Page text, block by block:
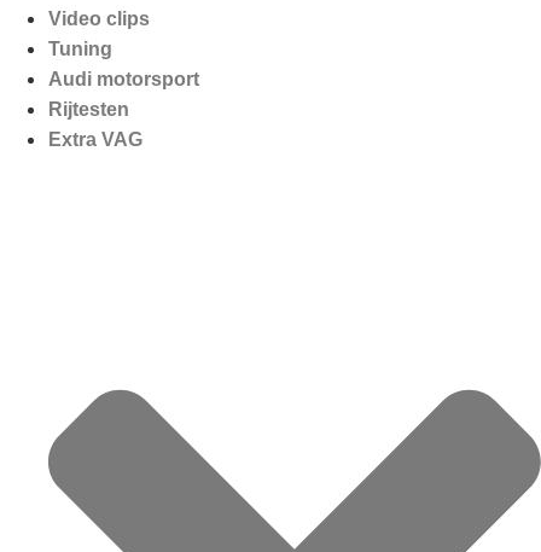
Video clips
Tuning
Audi motorsport
Rijtesten
Extra VAG